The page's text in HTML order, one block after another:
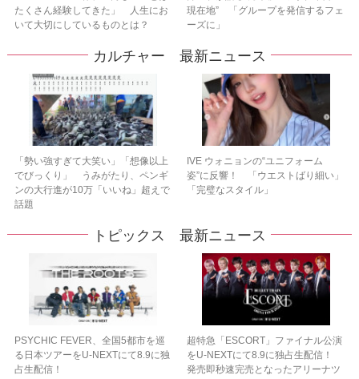
たくさん経験してきた」 人生にお
いて大切にしているものとは？
現在地” 「グループを発信するフェ
ーズに」
カルチャー 最新ニュース
「勢い強すぎて大笑い」「想像以上
でびっくり」 うみがたり、ペンギ
ンの大行進が10万「いいね」超えで
話題
IVE ウォニョンの“ユニフォーム
姿”に反響！ 「ウエストばり細い」
「完璧なスタイル」
トピックス 最新ニュース
PSYCHIC FEVER、全国5都市を巡
る日本ツアーをU‐NEXTにて8.9に独
占生配信！
超特急「ESCORT」ファイナル公演
をU-NEXTにて8.9に独占生配信！
発売即秒速完売となったアリーナツ